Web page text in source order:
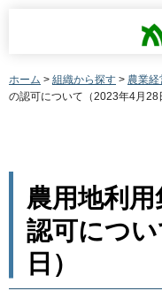
ホーム > 組織から探す > 農業経
の認可について（2023年4月28
農用地利
認可につ
日）